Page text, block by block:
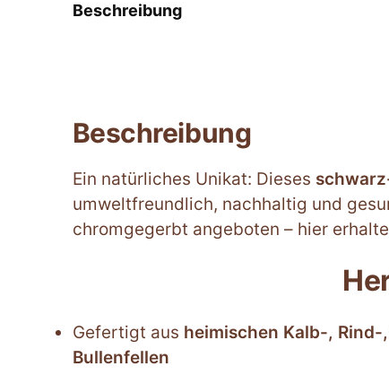
Beschreibung
Beschreibung
Ein natürliches Unikat: Dieses
umweltfreundlich, nachhaltig und
chromgegerbt angeboten – hier
Gefertigt aus heimischen Kalb-, Rind-
Bullenfellen